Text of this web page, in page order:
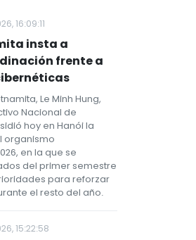
16:09:11
insta a
frente a
Le Minh Hung,
Nacional de
hoy en Hanói la
organismo
en la que se
del primer semestre
para reforzar
el resto del año.
15:22:58